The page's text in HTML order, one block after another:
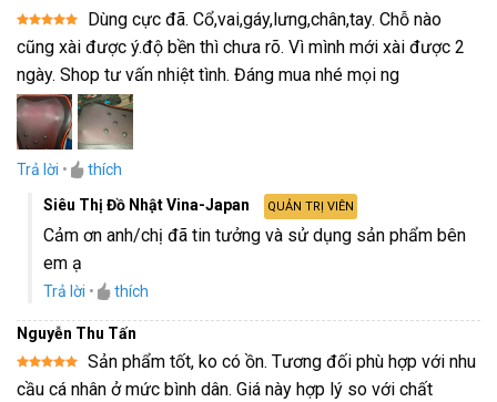
Được xếp
hạng5 5
Dùng cực đã. Cổ,vai,gáy,lưng,chân,tay. Chỗ nào
cũng xài được ý.độ bền thì chưa rõ. Vì mình mới xài được 2
ngày. Shop tư vấn nhiệt tình. Đáng mua nhé mọi ng
Trả lời •
thích
Siêu Thị Đồ Nhật Vina-Japan
QUẢN TRỊ VIÊN
Cảm ơn anh/chị đã tin tưởng và sử dụng sản phẩm bên
em ạ
Trả lời • thích
Nguyễn Thu Tấn
Được xếp
hạng 55
Sản phẩm tốt, ko có ồn. Tương đối phù hợp với nhu
cầu cá nhân ở mức bình dân. Giá này hợp lý so với chất